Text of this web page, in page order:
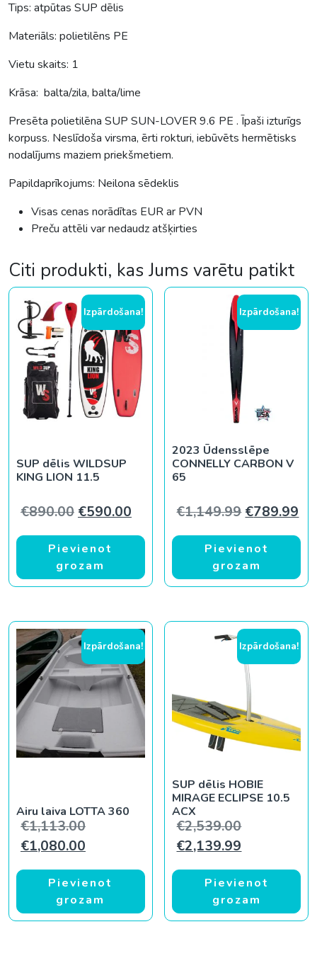
Tips: atpūtas SUP dēlis
Materiāls: polietilēns PE
Vietu skaits: 1
Krāsa: balta/zila, balta/lime
Presēta polietilēna SUP SUN-LOVER 9.6 PE . Īpaši izturīgs
korpuss. Neslīdoša virsma, ērti rokturi, iebūvēts hermētisks
nodalījums maziem priekšmetiem.
Papildaprīkojums: Neilona sēdeklis
Visas cenas norādītas EUR ar PVN
Preču attēli var nedaudz atšķirties
Citi produkti, kas Jums varētu patikt
Izpārdošana!
SUP dēlis WILDSUP
KING LION 11.5
€890.00 Original price was: €890.00.
€590.00 Current price is: €590.00.
Pievienot
grozam
Izpārdošana!
2023 Ūdensslēpe
CONNELLY CARBON V
65
€1,149.99 Original
€789.99
Pievienot
grozam
Izpārdošana!
Airu laiva LOTTA 360
€1,113.00Original price was: €1,113.00.
€1,080.00 Current price is: €1,080.00.
Pievienot
grozam
Izpārdošana!
SUP dēlis HOBIE
MIRAGE ECLIPSE 10.5
ACX
€2,539.00Original
€2,139.99
Pievienot
grozam